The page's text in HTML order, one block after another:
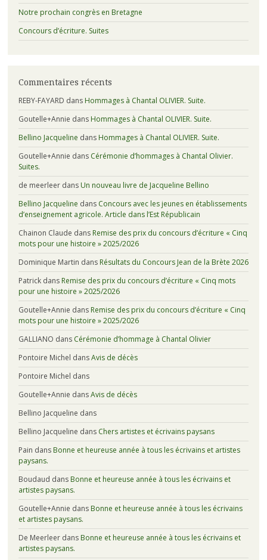
Notre prochain congrès en Bretagne
Concours d’écriture. Suites
Commentaires récents
REBY-FAYARD dans Hommages à Chantal OLIVIER. Suite.
Goutelle+Annie dans Hommages à Chantal OLIVIER. Suite.
Bellino Jacqueline dans Hommages à Chantal OLIVIER. Suite.
Goutelle+Annie dans Cérémonie d’hommages à Chantal Olivier.
Suites.
de meerleerdans Un nouveau livre de Jacqueline Bellino
Bellino Jacqueline dans Concours avec les jeunes en établissements
d’enseignement agricole. Article dans l’Est Républicain
Chainon Claude dans Remise des prix du concours d’écriture « Cinq
mots pour une histoire » 2025/2026
Dominique Martin dans Résultats du Concours Jean de la Brète 2026
Patrickdans Remise des prix du concours d’écriture « Cinq mots
pour une histoire » 2025/2026
Goutelle+Annie dans Remise des prix du concours d’écriture « Cinq
mots pour une histoire » 2025/2026
GALLIANO dans Cérémonie d’hommage à Chantal Olivier
Pontoire Michel dansAvis de décès
Pontoire Michel dans
Goutelle+Annie dansAvis de décès
Bellino Jacqueline dans
Bellino Jacqueline dans Chers artistes et écrivains paysans
Pain dans Bonne et heureuse année à tous les écrivains et artistes
paysans.
Boudaud dans Bonne et heureuse année à tous les écrivains et
artistes paysans.
Goutelle+Annie dans Bonne et heureuse année à tous les écrivains
et artistes paysans.
De Meerleerdans Bonne et heureuse année à tous les écrivains et
artistes paysans.